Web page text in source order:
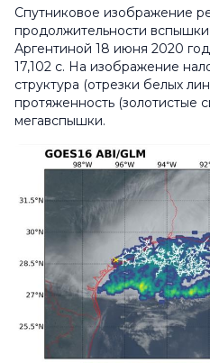
Спутниковое изображение
продолжительности
Аргентиной 18 июня 2020
17,102 с. На изображение
структура (отрезки белых
протяженность (золотистые
мегавспышки.